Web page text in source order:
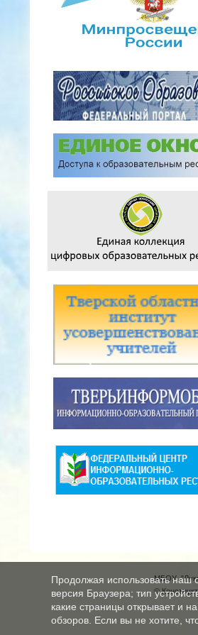
МБОУ
©
Продолжая использовать наш
версия Браузера; тип
какие страницы открывает и
обзоров. Если вы не хотите,